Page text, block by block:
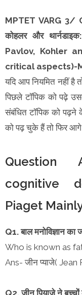
MPTET VARG 3/
कोहलर और
Pavlov, Kohler
critical aspects)-
यदि आप नियमित नहीं
पिछले टॉपिक को पढ़े
संबंधित टॉपिक को पढ़ने
को पढ़ चुके हैं तो फिर
Question
cognitive
Piaget
Q1. बाल मनोविज्ञान
Who is known as
Ans- जीन प्याजे( Jean
Q2. जीन पियाजे ने बच्चों